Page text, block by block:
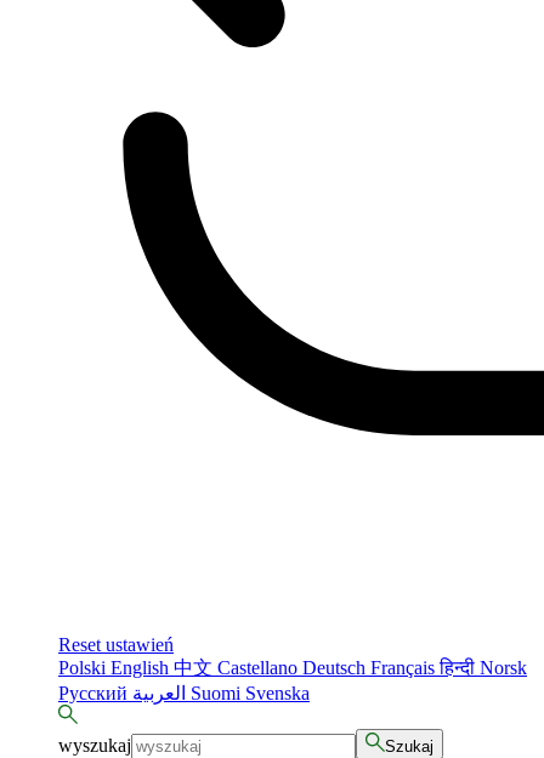
Reset ustawień
Polski English 中文 Castellano Deutsch Françaisहिन्दी Norsk
Русский
Suomi Svenska
wyszukaj Szukaj